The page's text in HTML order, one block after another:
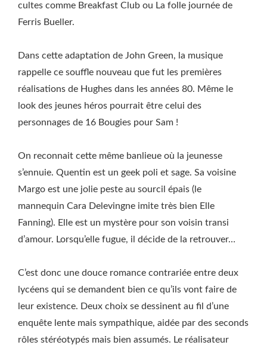
cultes comme Breakfast Club ou La folle journée de
Ferris Bueller.
Dans cette adaptation de John Green, la musique
rappelle ce souffle nouveau que fut les premières
réalisations de Hughes dans les années 80. Même le
look des jeunes héros pourrait être celui des
personnages de 16 Bougies pour Sam !
On reconnait cette même banlieue où la jeunesse
s’ennuie. Quentin est un geek poli et sage. Sa voisine
Margo est une jolie peste au sourcil épais (le
mannequin Cara Delevingne imite très bien Elle
Fanning). Elle est un mystère pour son voisin transi
d’amour. Lorsqu’elle fugue, il décide de la retrouver…
C’est donc une douce romance contrariée entre deux
lycéens qui se demandent bien ce qu’ils vont faire de
leur existence. Deux choix se dessinent au fil d’une
enquête lente mais sympathique, aidée par des seconds
rôles stéréotypés mais bien assumés. Le réalisateur